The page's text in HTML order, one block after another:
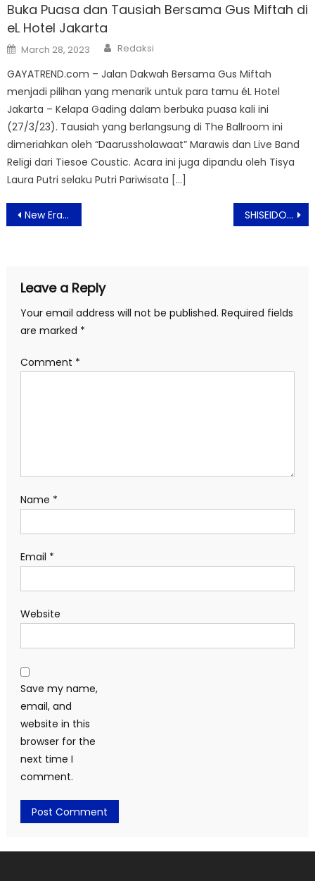
Buka Puasa dan Tausiah Bersama Gus Miftah di
eL Hotel Jakarta
Posted
on
March 28, 2023 Author
Redaksi
GAYATREND.com – Jalan Dakwah Bersama Gus Miftah
menjadi pilihan yang menarik untuk para tamu éL Hotel
Jakarta – Kelapa Gading dalam berbuka puasa kali ini
(27/3/23). Tausiah yang berlangsung di The Ballroom ini
dimeriahkan oleh “Daarussholawaat” Marawis dan Live Band
Religi dari Tiesoe Coustic. Acara ini juga dipandu oleh Tisya
Laura Putri selaku Putri Pariwisata […]
Post
navigation
New Era Ciptakan Momen Legendaris bersama Pecinta Street Fashion Melalui ‘59FIFTY DAY’ SHISEIDO Announces Revamped Vital Perfection Line, backed by a breakthrough finding; strengthening the Invisible Nutrient Network is the key to defying aging signs
Leave a Reply
Your email address will not be published. Required fields
are marked *
Comment *
Name *
Email *
Website
Save my name,
email, and
website in this
browser for the
next time I
comment.